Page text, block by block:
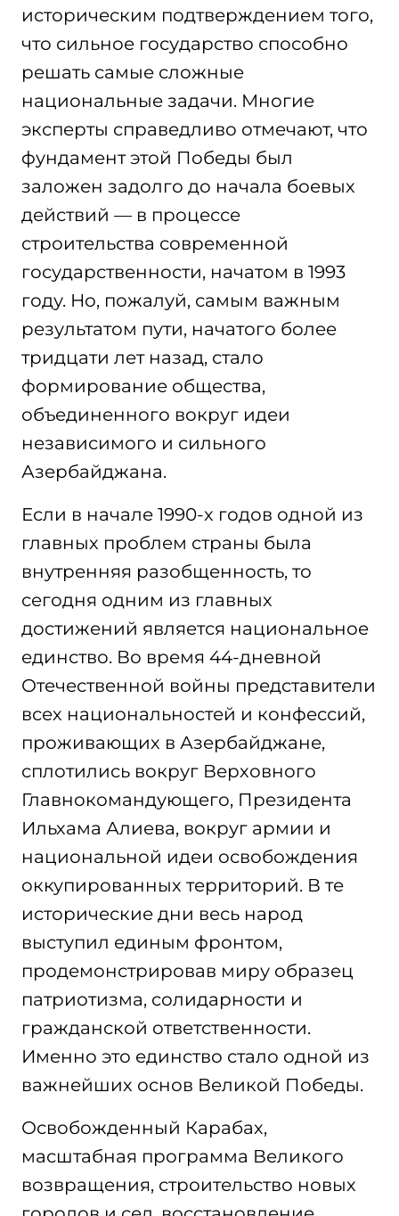
историческим подтверждением того,
что сильное государство способно
решать самые сложные
национальные задачи. Многие
эксперты справедливо отмечают, что
фундамент этой Победы был
заложен задолго до начала боевых
действий — в процессе
строительства современной
государственности, начатом в 1993
году. Но, пожалуй, самым важным
результатом пути, начатого более
тридцати лет назад, стало
формирование общества,
объединенного вокруг идеи
независимого и сильного
Азербайджана.
Если в начале 1990-х годов одной из
главных проблем страны была
внутренняя разобщенность, то
сегодня одним из главных
достижений является национальное
единство. Во время 44-дневной
Отечественной войны представители
всех национальностей и конфессий,
проживающих в Азербайджане,
сплотились вокруг Верховного
Главнокомандующего, Президента
Ильхама Алиева, вокруг армии и
национальной идеи освобождения
оккупированных территорий. В те
исторические дни весь народ
выступил единым фронтом,
продемонстрировав миру образец
патриотизма, солидарности и
гражданской ответственности.
Именно это единство стало одной из
важнейших основ Великой Победы.
Освобожденный Карабах,
масштабная программа Великого
возвращения, строительство новых